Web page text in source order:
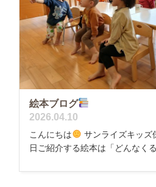
絵本ブログ
2026.04.10
こんにちは
サンライズキッズ
日ご紹介する絵本は「どんなく